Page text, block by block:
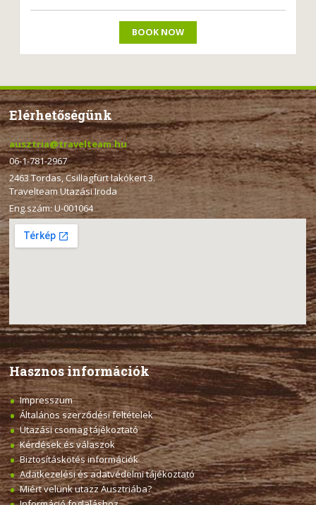
BOOK NOW
Elérhetőségünk
ausztria@travelteam.hu
06-1-781-2967
2463 Tordas, Csillagfürt lakókert 3.
Travelteam Utazási Iroda
Eng.szám: U-001064
Hasznos információk
Impresszum
Általános szerződési feltételek
Utazási csomag tájékoztató
Kérdések és válaszok
Biztosításkötés információk
Adatkezelési és adatvédelmi tájékoztató
Miért velünk utazz Ausztriába?